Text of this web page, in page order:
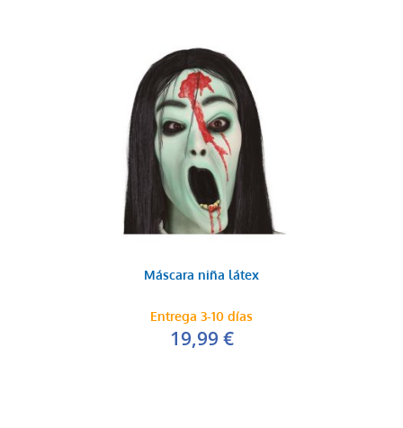
Máscara niña látex
Entrega 3-10 días
19,99 €